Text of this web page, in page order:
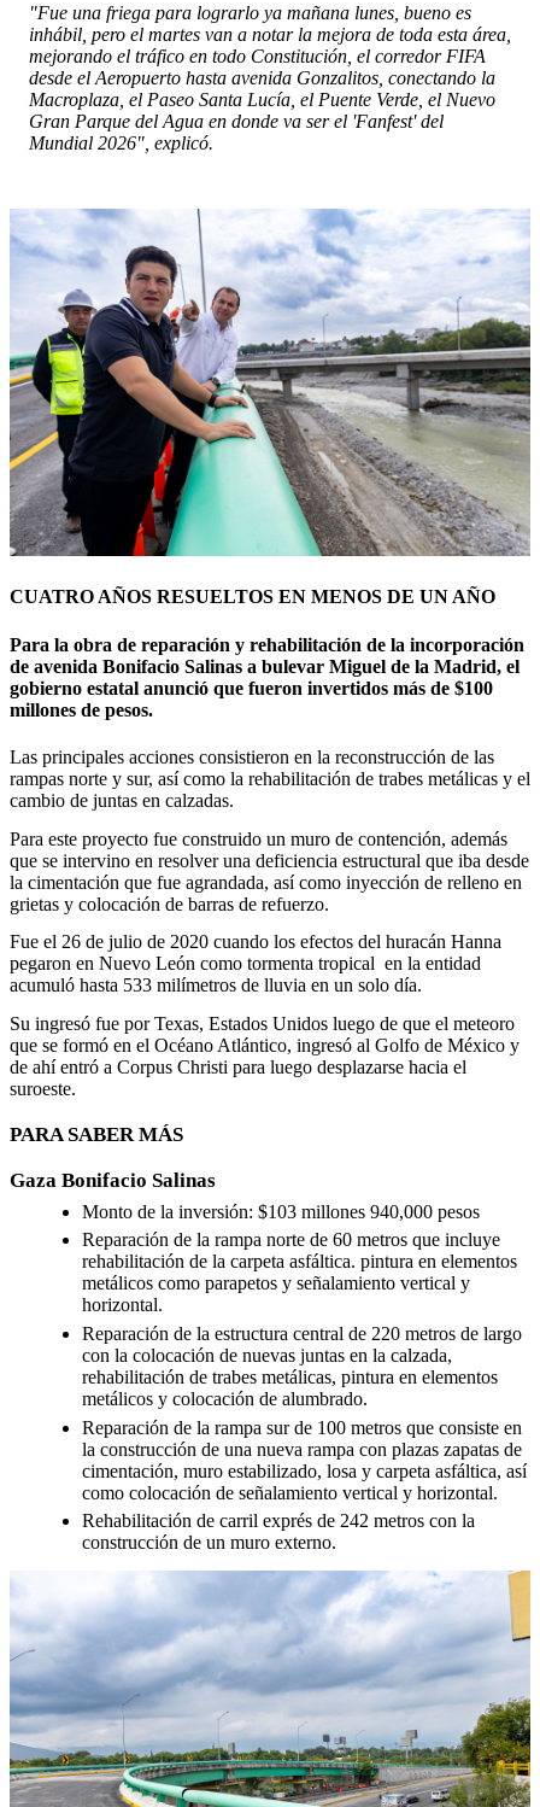
"Fue una friega para lograrlo ya mañana lunes, bueno es
inhábil, pero el martes van a notar la mejora de toda esta área,
mejorando el tráfico en todo Constitución, el corredor FIFA
desde el Aeropuerto hasta avenida Gonzalitos, conectando la
Macroplaza, el Paseo Santa Lucía, el Puente Verde, el Nuevo
Gran Parque del Agua en donde va ser el 'Fanfest' del
Mundial 2026", explicó.
CUATRO AÑOS RESUELTOS EN MENOS DE UN AÑO
Para la obra de reparación y rehabilitación de la incorporación
de avenida Bonifacio Salinas a bulevar Miguel de la Madrid, el
gobierno estatal anunció que fueron invertidos más de $100
millones de pesos.
Las principales acciones consistieron en la reconstrucción de las
rampas norte y sur, así como la rehabilitación de trabes metálicas y el
cambio de juntas en calzadas.
Para este proyecto fue construido un muro de contención, además
que se intervino en resolver una deficiencia estructural que iba desde
la cimentación que fue agrandada, así como inyección de relleno en
grietas y colocación de barras de refuerzo.
Fue el 26 de julio de 2020 cuando los efectos del huracán Hanna
pegaron en Nuevo León como tormenta tropical en la entidad
acumuló hasta 533 milímetros de lluvia en un solo día.
Su ingresó fue por Texas, Estados Unidos luego de que el meteoro
que se formó en el Océano Atlántico, ingresó al Golfo de México y
de ahí entró a Corpus Christi para luego desplazarse hacia el
suroeste.
PARA SABER MÁS
Gaza Bonifacio Salinas
Monto de la inversión: $103 millones 940,000 pesos
Reparación de la rampa norte de 60 metros que incluye
rehabilitación de la carpeta asfáltica. pintura en elementos
metálicos como parapetos y señalamiento vertical y
horizontal.
Reparación de la estructura central de 220 metros de largo
con la colocación de nuevas juntas en la calzada,
rehabilitación de trabes metálicas, pintura en elementos
metálicos y colocación de alumbrado.
Reparación de la rampa sur de 100 metros que consiste en
la construcción de una nueva rampa con plazas zapatas de
cimentación, muro estabilizado, losa y carpeta asfáltica, así
como colocación de señalamiento vertical y horizontal.
Rehabilitación de carril exprés de 242 metros con la
construcción de un muro externo.